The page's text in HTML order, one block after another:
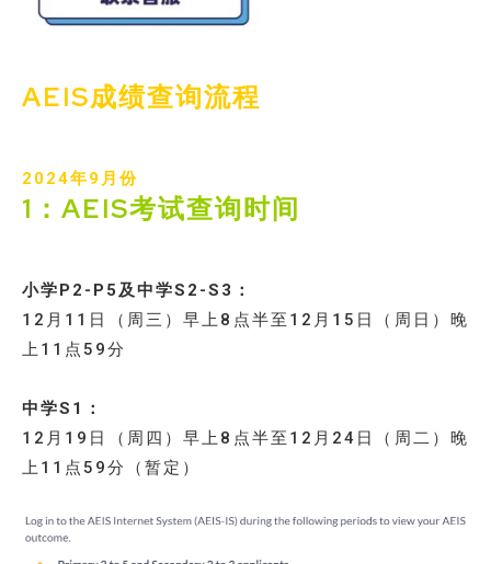
AEIS成绩查询流程
2024年9月份
1：AEIS考试查询时间
小学P2-P5及中学S2-S3：
12月11日（周三）早上8点半至12月15日（周日）晚
上11点59分
中学S1：
12月19日（周四）早上8点半至12月24日（周二）晚
上11点59分（暂定）